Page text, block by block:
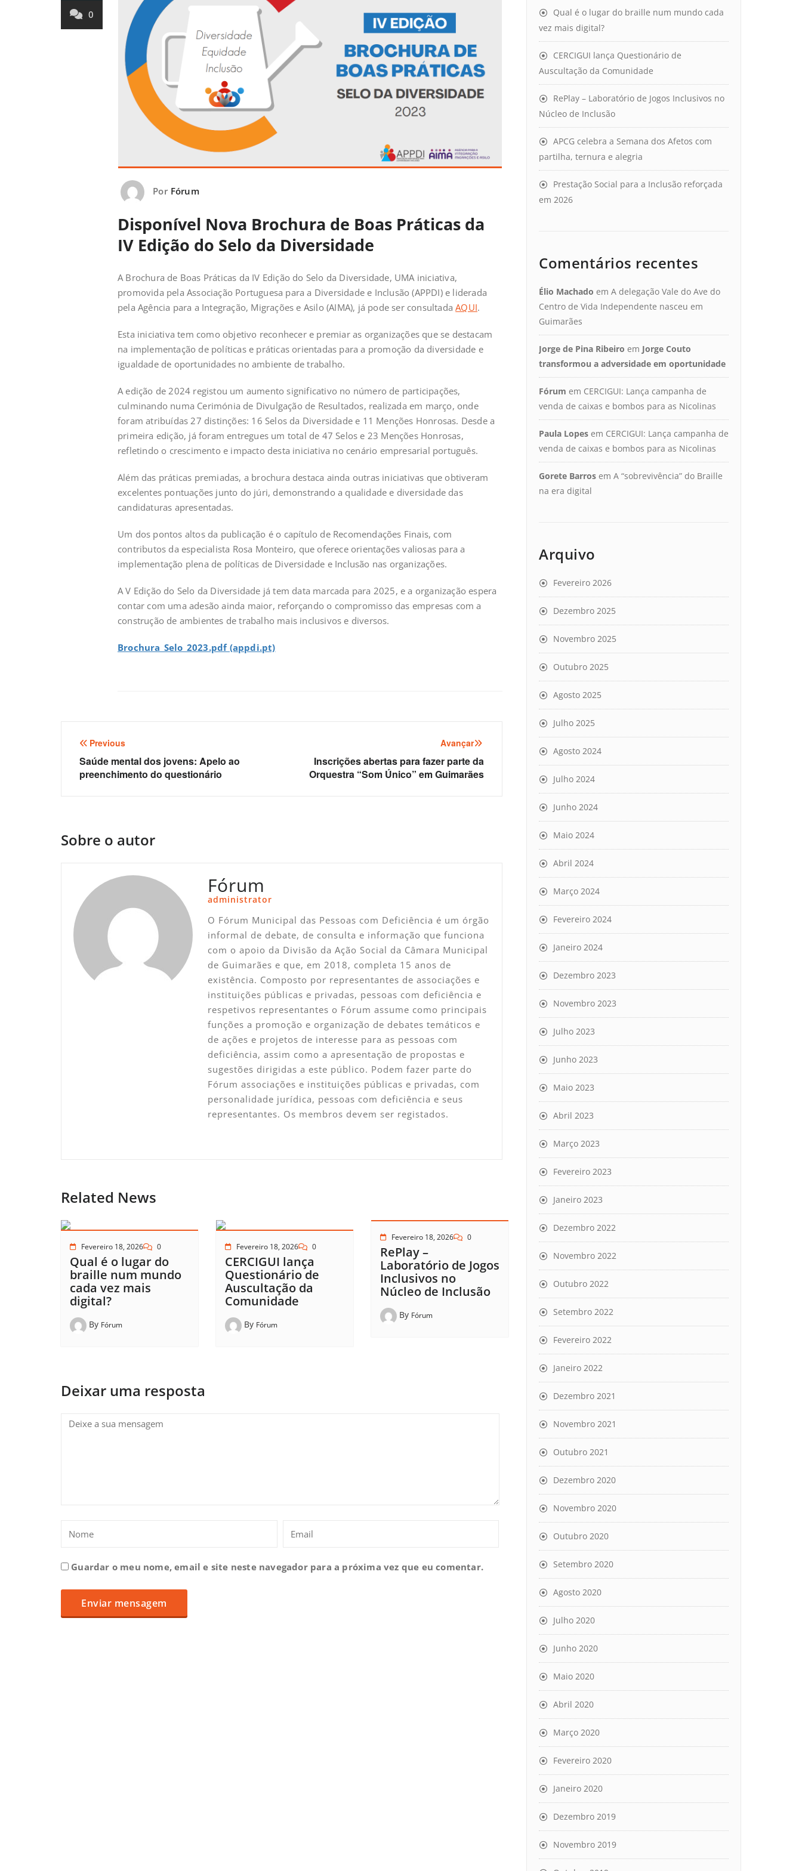
0
Por Fórum
Disponível Nova Brochura de Boas Práticas da
IV Edição do Selo da Diversidade
A Brochura de Boas Práticas da IV Edição do Selo da Diversidade, UMA iniciativa,
promovida pela Associação Portuguesa para a Diversidade e Inclusão (APPDI) e liderada
pela Agência para a Integração, Migrações e Asilo (AIMA), já pode ser consultadaAQUI.
Esta iniciativa tem como objetivo reconhecer e premiar as organizações que se destacam
na implementação de políticas e práticas orientadas para a promoção da diversidade e
igualdade de oportunidades no ambiente de trabalho.
A edição de 2024 registou um aumento significativo no número de participações,
culminando numa Cerimónia de Divulgação de Resultados, realizada em março, onde
foram atribuídas 27 distinções: 16 Selos da Diversidade e 11 Menções Honrosas. Desde a
primeira edição, já foram entregues um total de 47 Selos e 23 Menções Honrosas,
refletindo o crescimento e impacto desta iniciativa no cenário empresarial português.
Além das práticas premiadas, a brochura destaca ainda outras iniciativas que obtiveram
excelentes pontuações junto do júri, demonstrando a qualidade e diversidade das
candidaturas apresentadas.
Um dos pontos altos da publicação é o capítulo de Recomendações Finais, com
contributos da especialista Rosa Monteiro, que oferece orientações valiosas para a
implementação plena de políticas de Diversidade e Inclusão nas organizações.
A V Edição do Selo da Diversidade já tem data marcada para 2025, e a organização espera
contar com uma adesão ainda maior, reforçando o compromisso das empresas com a
construção de ambientes de trabalho mais inclusivos e diversos.
Brochura_Selo_2023.pdf (appdi.pt)
Navegação
de
artigos
Previous
Saúde mental dos jovens: Apelo ao
preenchimento do questionário
Avançar
Inscrições abertas para fazer parte da
Orquestra “Som Único” em Guimarães
Sobre o autor
Fórum
administrator
O Fórum Municipal das Pessoas com Deficiência é um órgão
informal de debate, de consulta e informação que funciona
com o apoio da Divisão da Ação Social da Câmara Municipal
de Guimarães e que, em 2018, completa 15 anos de
existência. Composto por representantes de associações e
instituições públicas e privadas, pessoas com deficiência e
respetivos representantes o Fórum assume como principais
funções a promoção e organização de debates temáticos e
de ações e projetos de interesse para as pessoas com
deficiência, assim como a apresentação de propostas e
sugestões dirigidas a este público. Podem fazer parte do
Fórum associações e instituições públicas e privadas, com
personalidade jurídica, pessoas com deficiência e seus
representantes. Os membros devem ser registados.
Related News
Fevereiro 18, 2026 0
Qual é o lugar do
braille num mundo
cada vez mais
digital?
By Fórum
Fevereiro 18, 2026 0
CERCIGUI lança
Questionário de
Auscultação da
Comunidade
By Fórum
Fevereiro 18, 2026 0
RePlay –
Laboratório de Jogos
Inclusivos no
Núcleo de Inclusão
By Fórum
Deixar uma resposta
Guardar o meu nome, email e site neste navegador para a próxima vez que eu comentar.
Qual é o lugar do braille num mundo cada
vez mais digital?
CERCIGUI lança Questionário de
Auscultação da Comunidade
RePlay – Laboratório de Jogos Inclusivos no
Núcleo de Inclusão
APCG celebra a Semana dos Afetos com
partilha, ternura e alegria
Prestação Social para a Inclusão reforçada
em 2026
Comentários recentes
Élio Machado em A delegação Vale do Ave do
Centro de Vida Independente nasceu em
Guimarães
Jorge de Pina Ribeiro em Jorge Couto
transformou a adversidade em oportunidade
Fórum em CERCIGUI: Lança campanha de
venda de caixas e bombos para as Nicolinas
Paula Lopes em CERCIGUI: Lança campanha de
venda de caixas e bombos para as Nicolinas
Gorete Barros em A “sobrevivência” do Braille
na era digital
Arquivo
Fevereiro 2026
Dezembro 2025
Novembro 2025
Outubro 2025
Agosto 2025
Julho 2025
Agosto 2024
Julho 2024
Junho 2024
Maio 2024
Abril 2024
Março 2024
Fevereiro 2024
Janeiro 2024
Dezembro 2023
Novembro 2023
Julho 2023
Junho 2023
Maio 2023
Abril 2023
Março 2023
Fevereiro 2023
Janeiro 2023
Dezembro 2022
Novembro 2022
Outubro 2022
Setembro 2022
Fevereiro 2022
Janeiro 2022
Dezembro 2021
Novembro 2021
Outubro 2021
Dezembro 2020
Novembro 2020
Outubro 2020
Setembro 2020
Agosto 2020
Julho 2020
Junho 2020
Maio 2020
Abril 2020
Março 2020
Fevereiro 2020
Janeiro 2020
Dezembro 2019
Novembro 2019